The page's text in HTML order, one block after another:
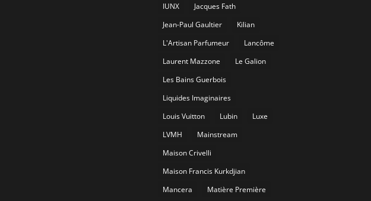
IUNX
Jacques Fath
Jean-Paul Gaultier
Kilian
L'Artisan Parfumeur
Lancôme
Laurent Mazzone
Le Galion
Les Bains Guerbois
Liquides Imaginaires
Louis Vuitton
Lubin
Luxe
LVMH
Mainstream
Maison Crivelli
Maison Francis Kurkdjian
Mancera
Matière Première